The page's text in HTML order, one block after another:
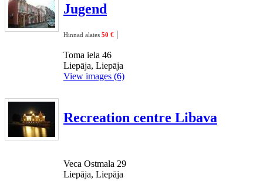
Jugend
Hinnad alates 50 € |
Toma iela 46
Liepāja, Liepāja
View images (6)
Recreation centre Libava
Veca Ostmala 29
Liepāja, Liepāja